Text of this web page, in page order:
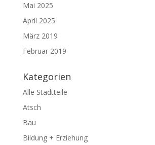
Mai 2025
April 2025
März 2019
Februar 2019
Kategorien
Alle Stadtteile
Atsch
Bau
Bildung + Erziehung